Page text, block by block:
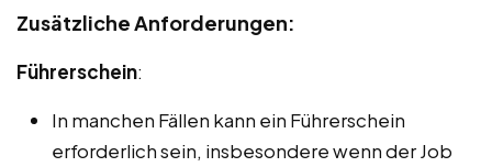
Zusätzliche Anforderungen:
Führerschein:
In manchen Fällen kann ein Führerschein
erforderlich sein, insbesondere wenn der Job